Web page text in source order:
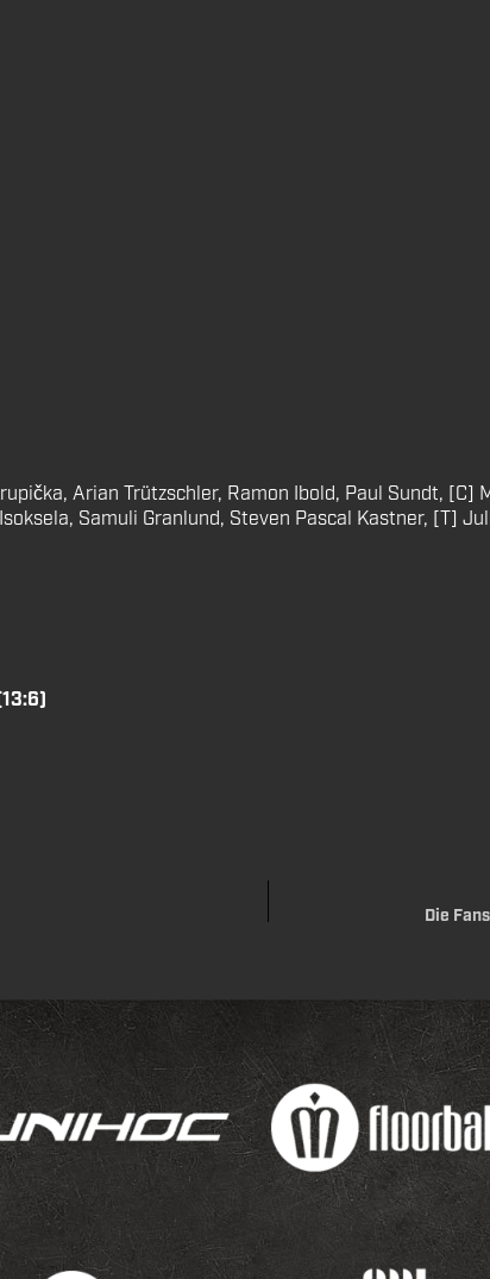
Arian Trützschler, Ramon Ibold, Paul Sundt,
Samuli Granlund, Steven Pascal Kastner, [T]
Die